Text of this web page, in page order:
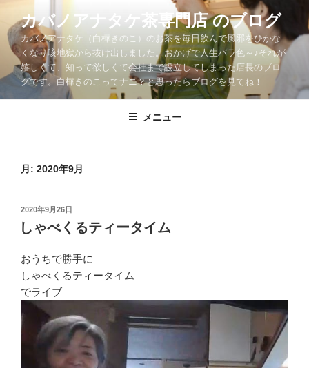
テ
ツ
カバノアナタケ茶専門店 のブログ
カバノアナタケ（白樺きのこ）のお茶を毎日飲んで風邪をひかな
くなり咳地獄から抜け出しました。おかげで人生バラ色～♪それが
嬉しくて、知って欲しくて会社まで設立してしまった店長のブロ
グです。白樺きのこってナニ？と思ったらブログを見てね！
メニュー
月: 2020年9月
投
稿
日:
2020年9月26日
しゃべくるティータイム
おうちで勝手に
しゃべくるティータイム
でライブ